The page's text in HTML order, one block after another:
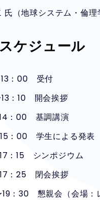
氏（地球システム・倫理
ケジュール
13：00 受付
：10 開会挨拶
14：00 基調講演
：00 学生による発表
：15 シンポジウム
17：25 閉会挨拶
：30 懇親会（会場：